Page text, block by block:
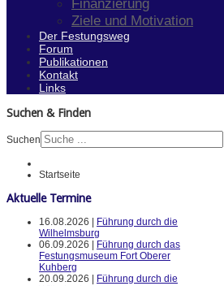
Finanzierung
Ziele und Motivation
Der Festungsweg
Forum
Publikationen
Kontakt
Links
Suchen & Finden
Suchen
Startseite
Aktuelle Termine
16.08.2026 |
Führung durch die
Wilhelmsburg
06.09.2026 |
Führung durch das
Festungsmuseum Fort Oberer
Kuhberg
20.09.2026 |
Führung durch die